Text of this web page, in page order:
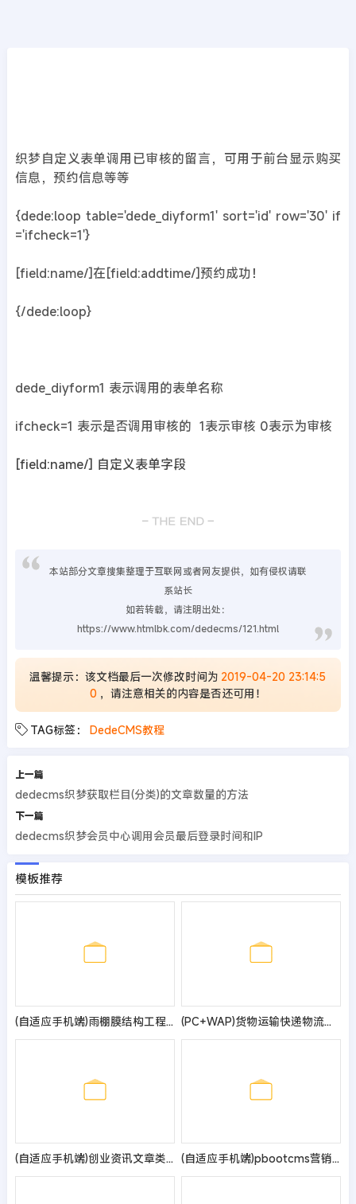
织梦自定义表单调用已审核的留言，可用于前台显示购买
信息，预约信息等等
{dede:loop table='dede_diyform1' sort='id' row='30' if
='ifcheck=1'}
[field:name/]在[field:addtime/]预约成功！
{/dede:loop}
dede_diyform1 表示调用的表单名称
ifcheck=1 表示是否调用审核的 1表示审核 0表示为审核
[field:name/] 自定义表单字段
本站部分文章搜集整理于互联网或者网友提供，如有侵权请联
系站长
如若转载，请注明出处：
https://www.htmlbk.com/dedecms/121.html
温馨提示：该文档最后一次修改时间为 2019-04-20 23:14:5
0 ，请注意相关的内容是否还可用！
TAG标签： DedeCMS教程
上一篇
dedecms织梦获取栏目(分类)的文章数量的方法
下一篇
dedecms织梦会员中心调用会员最后登录时间和IP
模板推荐
(自适应手机端)雨棚膜结构工程公司pbootcms网站模板 车棚雨棚定制网站源码 (PC+WAP)货物运输快递物流网站pbootcms模板 汽车贸易网站源码
(自适应手机端)创业资讯文章类网站pbootcms模板 新闻个人博客网站源码 (自适应手机端)pbootcms营销型机械轴承实业类网站模板 响应式五金机械设备企业网站源码